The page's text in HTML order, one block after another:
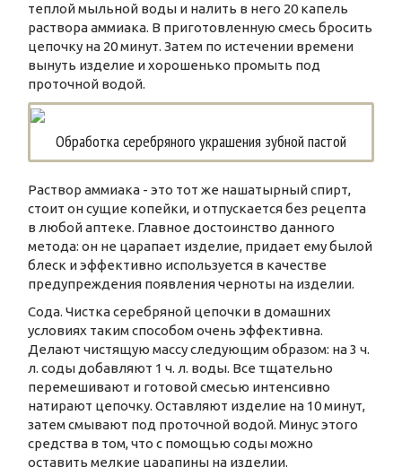
теплой мыльной воды и налить в него 20 капель
раствора аммиака. В приготовленную смесь бросить
цепочку на 20 минут. Затем по истечении времени
вынуть изделие и хорошенько промыть под
проточной водой.
Обработка серебряного украшения зубной пастой
Раствор аммиака - это тот же нашатырный спирт,
стоит он сущие копейки, и отпускается без рецепта
в любой аптеке. Главное достоинство данного
метода: он не царапает изделие, придает ему былой
блеск и эффективно используется в качестве
предупреждения появления черноты на изделии.
Сода. Чистка серебряной цепочки в домашних
условиях таким способом очень эффективна.
Делают чистящую массу следующим образом: на 3 ч.
л. соды добавляют 1 ч. л. воды. Все тщательно
перемешивают и готовой смесью интенсивно
натирают цепочку. Оставляют изделие на 10 минут,
затем смывают под проточной водой. Минус этого
средства в том, что с помощью соды можно
оставить мелкие царапины на изделии.